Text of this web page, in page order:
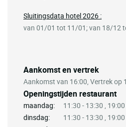
Aankomst en vertrek
Aankomst van 16:00, Vertrek op
Openingstijden restaurant
maandag:
11:30 - 13:30 ,
dinsdag:
11:30 - 13:30 ,
Sluitingsdata hotel 2026 :
van 01/01 tot 11/01; van 18/12